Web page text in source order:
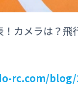
！カメラは？
rc.com/blog/